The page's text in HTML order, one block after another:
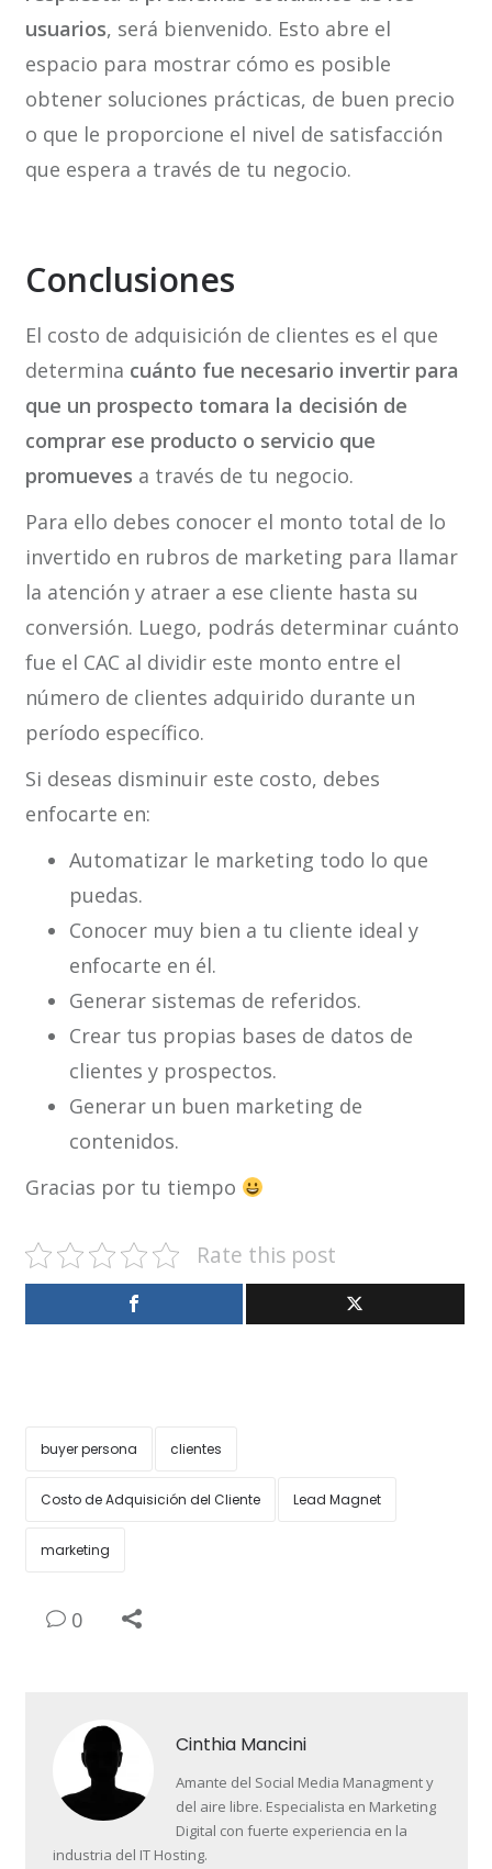
usuarios, será bienvenido. Esto abre el
espacio para mostrar cómo es posible
obtener soluciones prácticas, de buen precio
o que le proporcione el nivel de satisfacción
que espera a través de tu negocio.
Conclusiones
El costo de adquisición de clientes es el que
determina cuánto fue necesario invertir para
que un prospecto tomara la decisión de
comprar ese producto o servicio que
promueves a través de tu negocio.
Para ello debes conocer el monto total de lo
invertido en rubros de marketing para llamar
la atención y atraer a ese cliente hasta su
conversión. Luego, podrás determinar cuánto
fue el CAC al dividir este monto entre el
número de clientes adquirido durante un
período específico.
Si deseas disminuir este costo, debes
enfocarte en:
Automatizar le marketing todo lo que
puedas.
Conocer muy bien a tu cliente ideal y
enfocarte en él.
Generar sistemas de referidos.
Crear tus propias bases de datos de
clientes y prospectos.
Generar un buen marketing de
contenidos.
Gracias por tu tiempo
Rate this post
buyer persona clientes
Costo de Adquisición del Cliente Lead Magnet
marketing
0
Cinthia Mancini
Amante del Social Media Managment y
del aire libre. Especialista en Marketing
Digital con fuerte experiencia en la
industria del IT Hosting.